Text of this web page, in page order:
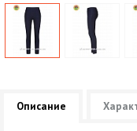
Описание